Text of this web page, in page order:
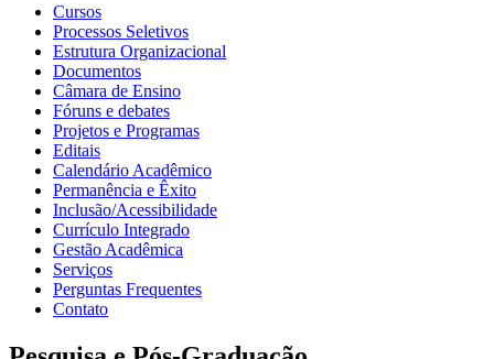
Cursos
Processos Seletivos
Estrutura Organizacional
Documentos
Câmara de Ensino
Fóruns e debates
Projetos e Programas
Editais
Calendário Acadêmico
Permanência e Êxito
Inclusão/Acessibilidade
Currículo Integrado
Gestão Acadêmica
Serviços
Perguntas Frequentes
Contato